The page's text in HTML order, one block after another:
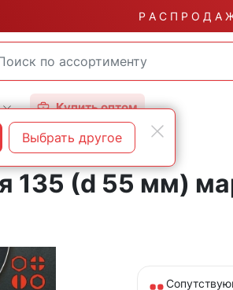
Р А С П Р О Д А
Купить оптом
135 (d 55 мм)
Выбрать другое